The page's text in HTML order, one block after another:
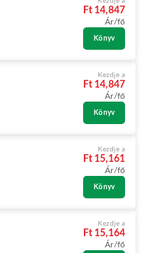
Ft 14,847
Ár/fő
Könyv
Kezdje a
Ft 14,847
Ár/fő
Könyv
Kezdje a
Ft 15,161
Ár/fő
Könyv
Kezdje a
Ft 15,164
Ár/fő